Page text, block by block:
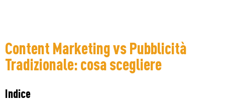
Content Marketing vs Pubblicità
Tradizionale: cosa scegliere
Indice